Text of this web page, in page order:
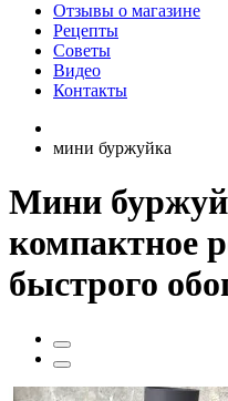
Отзывы о магазине
Рецепты
Советы
Видео
Контакты
мини буржуйка
Мини
компактное
быстрого